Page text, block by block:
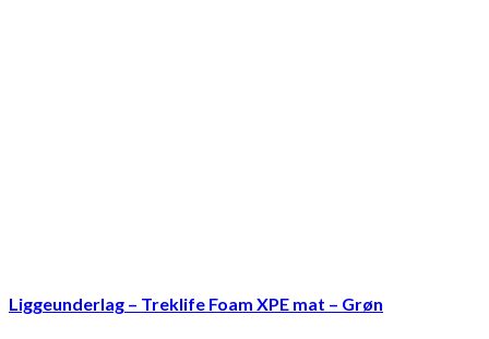
Liggeunderlag – Treklife Foam XPE mat – Grøn